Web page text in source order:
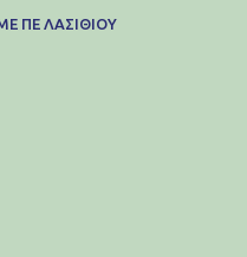
ΠΕ ΛΑΣΙΘΙΟΥ